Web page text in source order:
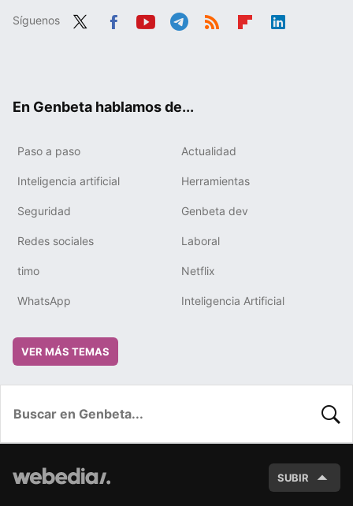
Síguenos
En Genbeta hablamos de...
Paso a paso Actualidad
Inteligencia artificial Herramientas
Seguridad Genbeta dev
Redes sociales Laboral
timo Netflix
WhatsApp Inteligencia Artificial
VER MÁS TEMAS
SUBIR